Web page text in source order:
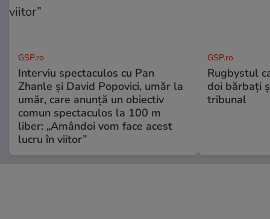
GSP.ro
Interviu spectaculos cu Pan
Zhanle și David Popovici, umăr la
umăr, care anunță un obiectiv
comun spectaculos la 100 m
liber: „Amândoi vom face acest
lucru în viitor”
GSP.ro
Rugbystul
doi bărbați
tribunal